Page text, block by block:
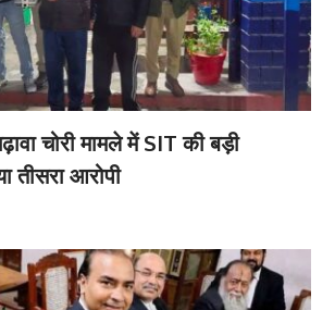
चोरी मामले में SIT की बड़ी
तीसरा आरोपी